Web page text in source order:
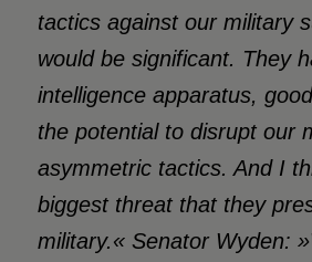
tactics against our military
would be significant. They
intelligence apparatus,
the potential to disrupt our
asymmetric tactics. And I
biggest threat that they
military.« Senator Wyden: